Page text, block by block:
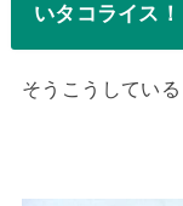
いタコライス！
そうこうしてい